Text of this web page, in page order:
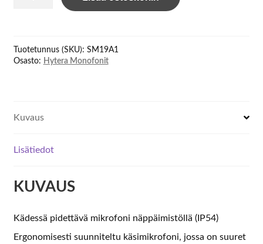
16-
key
Tuotetunnus (SKU): SM19A1
Osasto: Hytera Monofonit
Kuvaus
Lisätiedot
KUVAUS
Kädessä pidettävä mikrofoni näppäimistöllä (IP54)
Ergonomisesti suunniteltu käsimikrofoni, jossa on suuret